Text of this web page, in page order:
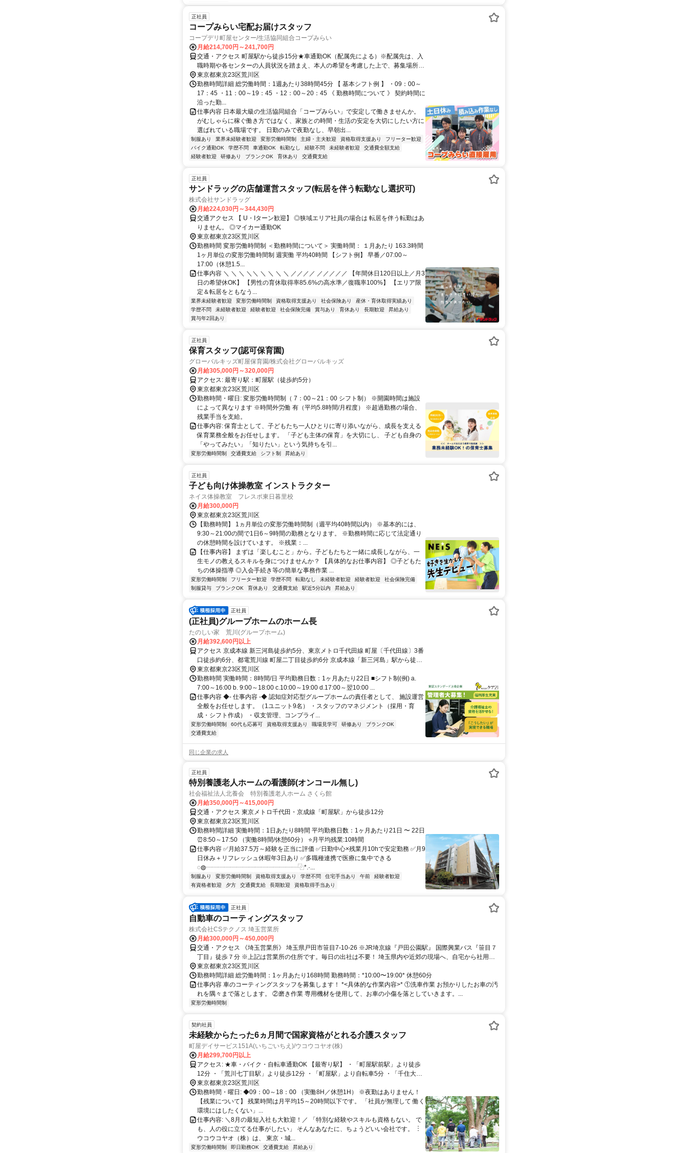
正社員
コープみらい宅配お届けスタッフ
コープデリ町屋センター/生活協同組合コープみらい
月給214,700円～241,700円
交通・アクセス 町屋駅から徒歩15分★車通勤OK（配属先による）※配属先は、入
職時期や各センターの人員状況を踏まえ、本人の希望を考慮した上で、募集場所を
含む通勤可能な範囲のセンターから決定します。
東京都東京23区荒川区
勤務時間詳細 総労働時間：1週あたり38時間45分 【 基本シフト例 】 ・09：00～
17：45 ・11：00～19：45 ・12：00～20：45 《 勤務時間について 》 契約時間に
沿った勤...
仕事内容 日本最大級の生活協同組合「コープみらい」で安定して働きませんか。
がむしゃらに稼ぐ働き方ではなく、家族との時間・生活の安定を大切にしたい方に
選ばれている職場です。 日勤のみで夜勤なし、早朝出...
制服あり 業界未経験者歓迎 変形労働時間制 主婦・主夫歓迎 資格取得支援あり
フリーター歓迎
バイク通勤OK
学歴不問 車通勤OK 転勤なし 経験不問 未経験者歓迎
交通費全額支給
経験者歓迎
研修あり ブランクOK 育休あり 交通費支給
正社員
サンドラッグの店舗運営スタッフ(転居を伴う転勤なし選択可)
株式会社サンドラッグ
月給224,030円～344,430円
交通アクセス 【 U・Iターン歓迎】 ◎狭域エリア社員の場合は 転居を伴う転勤はあ
りません。 ◎マイカー通勤OK
東京都東京23区荒川区
勤務時間 変形労働時間制 ＜勤務時間について＞ 実働時間： １月あたり 163.3時間
1ヶ月単位の変形労働時間制 週実働 平均40時間 【シフト例】 早番／07:00～
17:00（休憩1.5...
仕事内容 ＼ ＼ ＼ ＼＼ ＼ ＼ ＼ ＼ ／／／／ ／／／／／ 【年間休日120日以上／月3
日の希望休OK】 【男性の育休取得率85.6%の高水準／復職率100%】 【エリア限
定＆転居をともなう...
業界未経験者歓迎 変形労働時間制 資格取得支援あり 社会保険あり
産休・育休取得実績あり
学歴不問
未経験者歓迎 経験者歓迎 社会保険完備 賞与あり 育休あり 長期歓迎
昇給あり
賞与年2回あり
正社員
保育スタッフ(認可保育園)
グローバルキッズ町屋保育園/株式会社グローバルキッズ
月給305,000円～320,000円
アクセス: 最寄り駅：町屋駅（徒歩約5分）
東京都東京23区荒川区
勤務時間・曜日: 変形労働時間制（ 7：00～21：00 シフト制） ※開園時間は施設
によって異なります ※時間外労働 有（平均5.8時間/月程度） ※超過勤務の場合、
残業手当を支給。
仕事内容: 保育士として、子どもたち一人ひとりに寄り添いながら、成長を支える
保育業務全般をお任せします。 「子ども主体の保育」を大切にし、 子ども自身の
「やってみたい」「知りたい」という気持ちを引...
変形労働時間制 交通費支給 シフト制 昇給あり
正社員
子ども向け体操教室 インストラクター
ネイス体操教室 フレスポ東日暮里校
月給300,000円
東京都東京23区荒川区
【勤務時間】 1ヵ月単位の変形労働時間制（週平均40時間以内） ※基本的には、
9:30～21:00の間で1日6～9時間の勤務となります。 ※勤務時間に応じて法定通り
の休憩時間を設けています。 ※残業：...
【仕事内容】 まずは「楽しむこと」から。子どもたちと一緒に成長しながら、一
生モノの教えるスキルを身につけませんか？ 【具体的なお仕事内容】 ◎子どもた
ちの体操指導 ◎入会手続き等の簡単な事務作業 ...
変形労働時間制 フリーター歓迎 学歴不問 転勤なし 未経験者歓迎 経験者歓迎
社会保険完備
制服貸与
ブランクOK 育休あり 交通費支給 駅近5分以内 昇給あり
正社員
(正社員)グループホームのホーム長
たのしい家 荒川(グループホーム)
月給392,600円以上
アクセス 京成本線 新三河島徒歩約5分、東京メトロ千代田線 町屋〔千代田線〕3番
口徒歩約6分、都電荒川線 町屋二丁目徒歩約6分 京成本線「新三河島」駅から徒歩
約5分
東京都東京23区荒川区
勤務時間 実働時間：8時間/日 平均勤務日数：1ヶ月あたり22日 ■シフト制(例) a.
7:00～16:00 b. 9:00～18:00 c.10:00～19:00 d.17:00～翌10:00 ...
仕事内容 ◆- 仕事内容 -◆ 認知症対応型グループホームの責任者として、 施設運営
全般をお任せします。（1ユニット9名） ・スタッフのマネジメント（採用・育
成・シフト作成） ・収支管理、コンプライ...
変形労働時間制 60代も応募可 資格取得支援あり 職場見学可 研修あり
ブランクOK
交通費支給
同じ企業の求人
正社員
特別養護老人ホームの看護師(オンコール無し)
社会福祉法人北養会 特別養護老人ホーム さくら館
月給350,000円～415,000円
交通・アクセス 東京メトロ千代田・京成線「町屋駅」から徒歩12分
東京都東京23区荒川区
勤務時間詳細 実働時間：1日あたり8時間 平均勤務日数：1ヶ月あたり21日 〜 22日
⏰8:50～17:50 （実働8時間/休憩60分） ⭐月平均残業:10時間
仕事内容 ✅月給37.5万～経験を正当に評価 ✅日勤中心×残業月10hで安定勤務 ✅月9
日休み＋リフレッシュ休暇年3日あり ✅多職種連携で医療に集中できる
◌◍┈┈┈┈┈┈┈┈┈┈┈┈┈┈┈⿻*.·...
制服あり 変形労働時間制 資格取得支援あり 学歴不問 住宅手当あり 午前
経験者歓迎
有資格者歓迎
夕方 交通費支給 長期歓迎 資格取得手当あり
正社員
自動車のコーティングスタッフ
株式会社CSテクノス 埼玉営業所
月給300,000円～450,000円
交通・アクセス 《埼玉営業所》 埼玉県戸田市笹目7-10-26 ※JR埼京線『戸田公園駅』 国際興業バス『笹目７
丁目』徒歩７分 ※上記は営業所の住所です。毎日の出社は不要！ 埼玉県内や近郊の現場へ、自宅から社用車
で【直行直帰】となります。
東京都東京23区荒川区
勤務時間詳細 総労働時間：1ヶ月あたり168時間 勤務時間：*10:00〜19:00* 休憩60分
仕事内容 車のコーティングスタッフを募集します！ *<具体的な作業内容>* ①洗車作業 お預かりしたお車の汚
れを隅々まで落とします。 ②磨き作業 専用機材を使用して、お車の小傷を落としていきます。...
変形労働時間制
契約社員
未経験からたった6ヵ月間で国家資格がとれる介護スタッフ
町屋デイサービス151A(いちごいちえ)/ウコウコヤオ(株)
月給299,700円以上
アクセス: ★車・バイク・自転車通勤OK 【最寄り駅】 ・「町屋駅前駅」より徒歩
12分 ・「荒川七丁目駅」より徒歩12分 ・「町屋駅」より自転車5分 ・「千住大橋
駅」より自転車10分 ・「北千住駅」より自転車12分 【本社（2次面接場所）】 ・
「入谷駅」より徒歩3分 ・「鶯谷駅」より徒歩9分 ・「上野駅」より徒歩11分
東京都東京23区荒川区
勤務時間・曜日: ◆09：00～18：00 （実働8H／休憩1H） ※夜勤はありません！
【残業について】 残業時間は月平均15～20時間以下です。 「社員が無理して 働く
環境にはしたくない」...
仕事内容: ＼8月の最短入社も大歓迎！／ 「特別な経験やスキルも資格もない。 で
も、人の役に立てる仕事がしたい」 そんなあなたに、ちょうどいい会社です。 ︙
ウコウコヤオ（株）は、 東京・城...
変形労働時間制 即日勤務OK 交通費支給 昇給あり